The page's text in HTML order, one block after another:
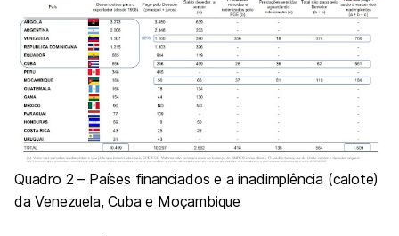
Quadro 2 – Países financiados e a inadimplência (calote)
da Venezuela, Cuba e Moçambique